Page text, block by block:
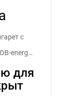
с
energ…
для